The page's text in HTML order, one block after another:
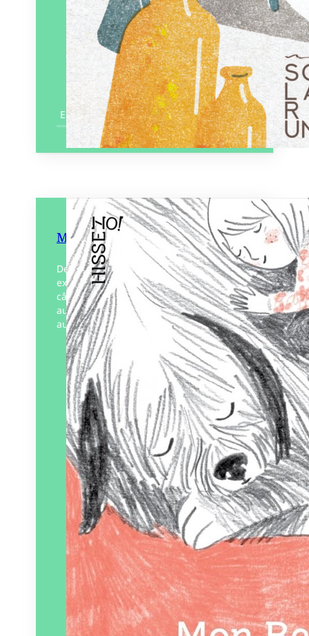
En savoir plus
Mon beau Mammouth
Depuis toujours, chaque matin sans
exception, pour Cléo et Mammouth, c’est
câlin obligatoire dès le réveil. Mais
aujourd’hui n’est pas un jour comme les
autres. Un texte fort…
Éditeur : Voce Verso
Paru le 13/09/2024